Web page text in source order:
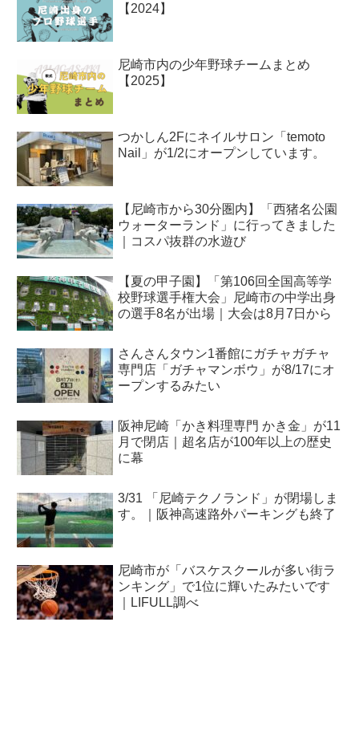
【2024】
尼崎市内の少年野球チームまとめ
【2025】
つかしん2Fにネイルサロン「temoto
Nail」が1/2にオープンしています。
【尼崎市から30分圏内】「西猪名公園
ウォーターランド」に行ってきました
｜コスパ抜群の水遊び
【夏の甲子園】「第106回全国高等学
校野球選手権大会」尼崎市の中学出身
の選手8名が出場｜大会は8月7日から
さんさんタウン1番館にガチャガチャ
専門店「ガチャマンボウ」が8/17にオ
ープンするみたい
阪神尼崎「かき料理専門 かき金」が11
月で閉店｜超名店が100年以上の歴史
に幕
3/31 「尼崎テクノランド」が閉場しま
す。｜阪神高速路外パーキングも終了
尼崎市が「バスケスクールが多い街ラ
ンキング」で1位に輝いたみたいです
｜LIFULL調べ